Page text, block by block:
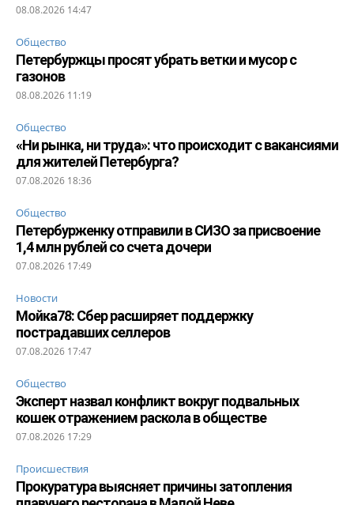
08.08.2026 14:47
Общество
Петербуржцы просят убрать ветки и мусор с
газонов
08.08.2026 11:19
Общество
«Ни рынка, ни труда»: что происходит с вакансиями
для жителей Петербурга?
07.08.2026 18:36
Общество
Петербурженку отправили в СИЗО за присвоение
1,4 млн рублей со счета дочери
07.08.2026 17:49
Новости
Мойка78: Сбер расширяет поддержку
пострадавших селлеров
07.08.2026 17:47
Общество
Эксперт назвал конфликт вокруг подвальных
кошек отражением раскола в обществе
07.08.2026 17:29
Происшествия
Прокуратура выясняет причины затопления